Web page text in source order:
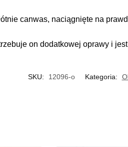
canwas, naciągnięte na
on dodatkowej oprawy i
SKU: 12096-o Kategoria: